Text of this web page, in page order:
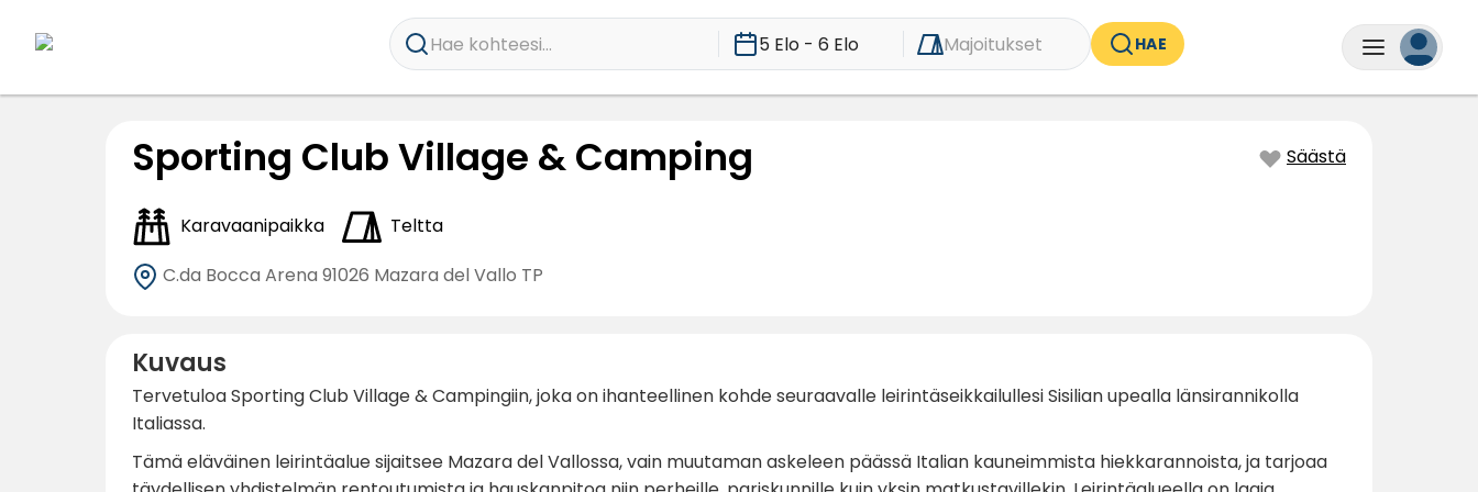
Hae kohteesi... 5 Elo - 6 Elo Majoitukset HAE
Sporting Club Village & Camping Säästä
Karavaanipaikka
Teltta
C.da Bocca Arena 91026 Mazara del Vallo TP
Kuvaus
Tervetuloa Sporting Club Village & Campingiin, joka on ihanteellinen kohde seuraavalle leirintäseikkailullesi Sisilian upealla länsirannikolla
Italiassa.
Tämä eläväinen leirintäalue sijaitsee Mazara del Vallossa, vain muutaman askeleen päässä Italian kauneimmista hiekkarannoista, ja tarjoaa